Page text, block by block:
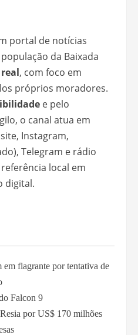
portal de notícias
da Baixada
, com foco em
próprios moradores.
e pelo
o canal atua em
Instagram,
Telegram e rádio
local em
digital.
flagrante por tentativa de
Falcon 9
por US$ 170 milhões